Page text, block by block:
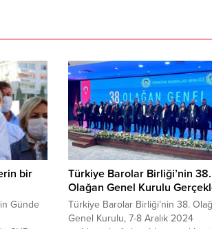
bir
Günde
Türkiye Barolar Birliği’nin 38.
Olağan Genel Kurulu
Türkiye Barolar Birliği’nin 38.
Genel Kurulu, 7-8 Aralık 2024